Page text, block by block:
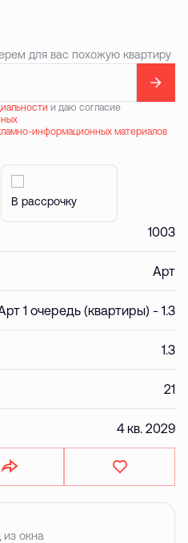
для вас похожую квартиру
и даю согласие
информационных материалов
В рассрочку
1003
Арт
1 очередь (квартиры) - 1.3
1.3
21
4 кв. 2029
окна